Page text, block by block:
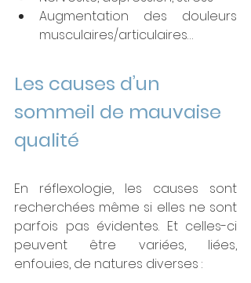
Augmentation des douleurs
musculaires/articulaires…
Les causes d’un
sommeil de mauvaise
qualité
En réflexologie, les causes sont
recherchées même si elles ne sont
parfois pas évidentes. Et celles-ci
peuvent être variées, liées,
enfouies, de natures diverses :